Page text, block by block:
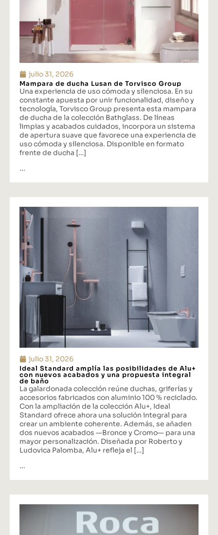
julio 31, 2026
Mampara de ducha Lusan de Torvisco Group
Una experiencia de uso cómoda y silenciosa. En su
constante apuesta por unir funcionalidad, diseño y
tecnología, Torvisco Group presenta esta mampara
de ducha de la colección Bathglass. De líneas
limpias y acabados cuidados, incorpora un sistema
de apertura suave que favorece una experiencia de
uso cómoda y silenciosa. Disponible en formato
frente de ducha […]
julio 31, 2026
Ideal Standard amplía las posibilidades de Alu+
con nuevos acabados y una propuesta integral
de baño
La galardonada colección reúne duchas, griferías y
accesorios fabricados con aluminio 100 % reciclado.
Con la ampliación de la colección Alu+, Ideal
Standard ofrece ahora una solución integral para
crear un ambiente coherente. Además, se añaden
dos nuevos acabados —Bronce y Cromo— para una
mayor personalización. Diseñada por Roberto y
Ludovica Palomba, Alu+ refleja el […]